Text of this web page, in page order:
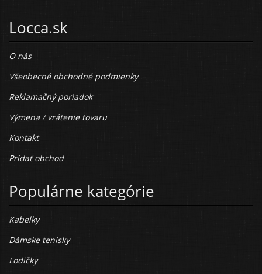
Locca.sk
O nás
Všeobecné obchodné podmienky
Reklamačný poriadok
Výmena / vrátenie tovaru
Kontakt
Pridať obchod
Populárne kategórie
Kabelky
Dámske tenisky
Lodičky